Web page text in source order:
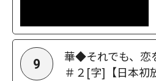
9
華◆それでも、恋
＃２[字]【日本初